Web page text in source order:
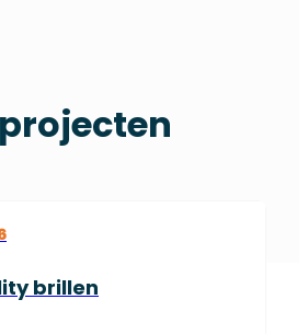
brillen